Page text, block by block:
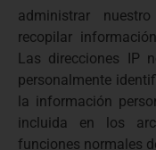
administrar
recopilar
Las direcciones IP
personalmente
la información
incluida en los
funciones normales